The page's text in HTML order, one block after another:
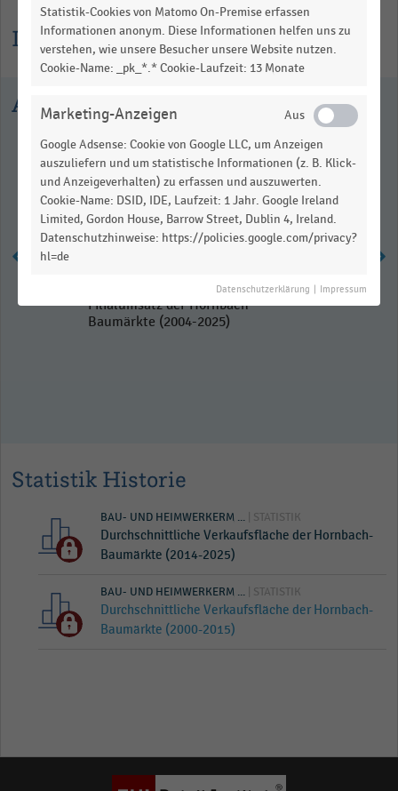
Informationen zur Statistik
Ausgewählte Statistiken
Filialumsatz der Hornbach-
Baumärkte (2004-2025)
Statistik Historie
BAU- UND HEIMWERKERM ... | STATISTIK
Durchschnittliche Verkaufsfläche der Hornbach-
Baumärkte (2014-2025)
BAU- UND HEIMWERKERM ... | STATISTIK
Durchschnittliche Verkaufsfläche der Hornbach-
Baumärkte (2000-2015)
Statistik-Cookies von Matomo On-Premise erfassen
Informationen anonym. Diese Informationen helfen uns zu
verstehen, wie unsere Besucher unsere Website nutzen.
Cookie-Name: _pk_*.* Cookie-Laufzeit: 13 Monate
Marketing-Anzeigen
Google Adsense: Cookie von Google LLC, um Anzeigen
auszuliefern und um statistische Informationen (z. B. Klick-
und Anzeigeverhalten) zu erfassen und auszuwerten.
Cookie-Name: DSID, IDE, Laufzeit: 1 Jahr. Google Ireland
Limited, Gordon House, Barrow Street, Dublin 4, Ireland.
Datenschutzhinweise: https://policies.google.com/privacy?
hl=de
Datenschutzerklärung Impressum